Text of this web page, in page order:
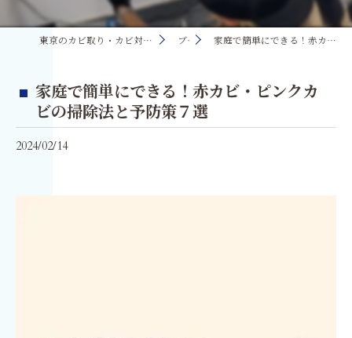
東京のカビ取り・カビ対策ならMIST工法®カビ取リフォーム ブログ 家庭で簡単にできる！赤カビ・ピンクカビの掃除法と予防策７選
家庭で簡単にできる！赤カビ・ピンクカ
ビの掃除法と予防策７選
2024/02/14